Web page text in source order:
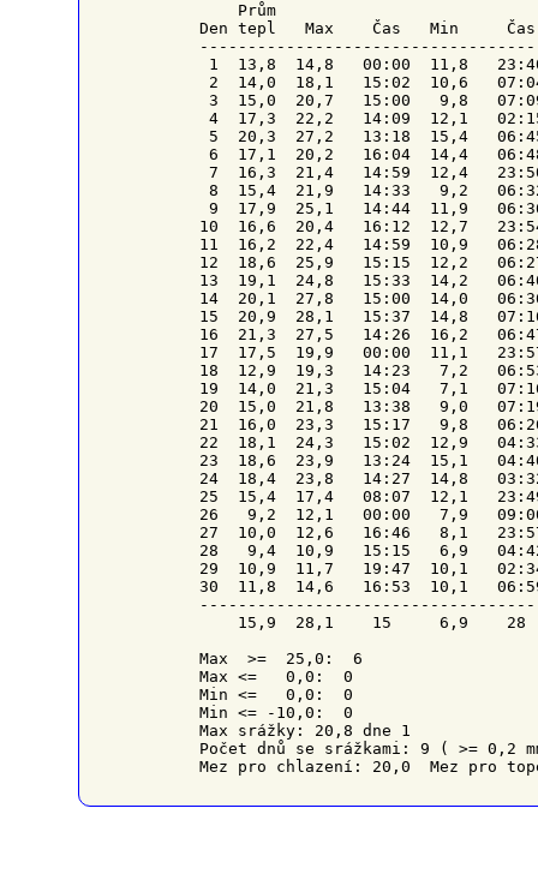
Prům
Den tepl   Max    Čas   Min
1  13,8  14,8   00:00  11,8
2  14,0  18,1   15:02  10,6
3  15,0  20,7   15:00   9,8
4  17,3  22,2   14:09  12,1
5  20,3  27,2   13:18  15,4
6  17,1  20,2   16:04  14,4
7  16,3  21,4   14:59  12,4
8  15,4  21,9   14:33   9,2
9  17,9  25,1   14:44  11,9
10  16,6  20,4   16:12  12,7
11  16,2  22,4   14:59  10,9
12  18,6  25,9   15:15  12,2
13  19,1  24,8   15:33  14,2
14  20,1  27,8   15:00  14,0
15  20,9  28,1   15:37  14,8
16  21,3  27,5   14:26  16,2
17  17,5  19,9   00:00  11,1
18  12,9  19,3   14:23   7,2
19  14,0  21,3   15:04   7,1
20  15,0  21,8   13:38   9,0
21  16,0  23,3   15:17   9,8
22  18,1  24,3   15:02  12,9
23  18,6  23,9   13:24  15,1
24  18,4  23,8   14:27  14,8
25  15,4  17,4   08:07  12,1
26   9,2  12,1   00:00   7,9
27  10,0  12,6   16:46   8,1
28   9,4  10,9   15:15   6,9
29  10,9  11,7   19:47  10,1
30  11,8  14,6   16:53  10,1
15,9  28,1    15     6,9    28
Max  >=  25,0:  6
Max <=   0,0:  0
Min <=   0,0:  0
Min <= -10,0:  0
Max srážky: 20,8 dne 1
Počet dnů se srážkami: 9 ( >= 0,2